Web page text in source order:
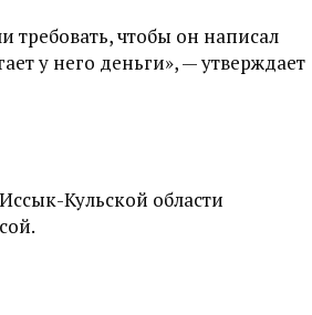
требовать, чтобы он написал
у него деньги», — утверждает
Кульской области